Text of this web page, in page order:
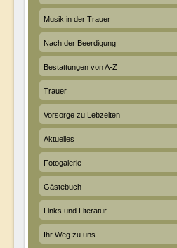
Musik in der Trauer
Nach der Beerdigung
Bestattungen von A-Z
Trauer
Vorsorge zu Lebzeiten
Aktuelles
Fotogalerie
Gästebuch
Links und Literatur
Ihr Weg zu uns